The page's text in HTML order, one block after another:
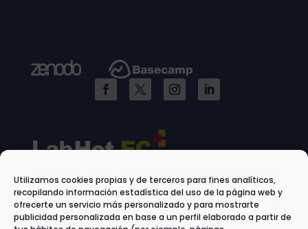
Utilizamos cookies propias y de terceros para fines analíticos,
recopilando información estadística del uso de la página web y
ofrecerte un servicio más personalizado y para mostrarte
publicidad personalizada en base a un perfil elaborado a partir de